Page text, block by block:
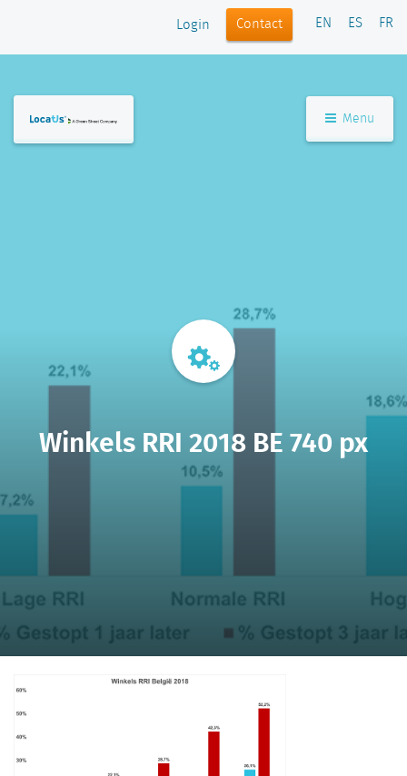
Login Contact EN ES FR
Menu
Winkels RRI 2018 BE 740 px